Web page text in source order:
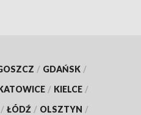
/ GDAŃSK /
/ KIELCE /
/ ŁÓDŹ / OLSZTYN /